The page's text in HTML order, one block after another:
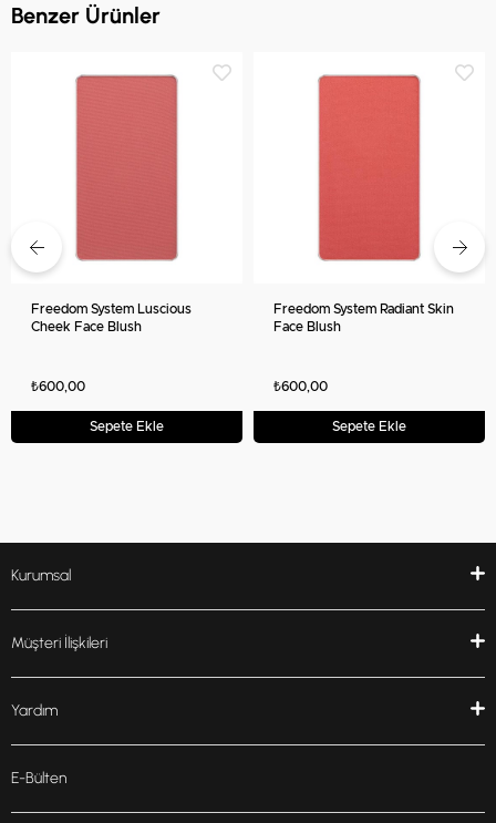
Benzer Ürünler
Freedom System Luscious
Cheek Face Blush
₺600,00
Sepete Ekle
Freedom System Radiant Skin
Face Blush
₺600,00
Sepete Ekle
Kurumsal
Müşteri İlişkileri
Yardım
E-Bülten